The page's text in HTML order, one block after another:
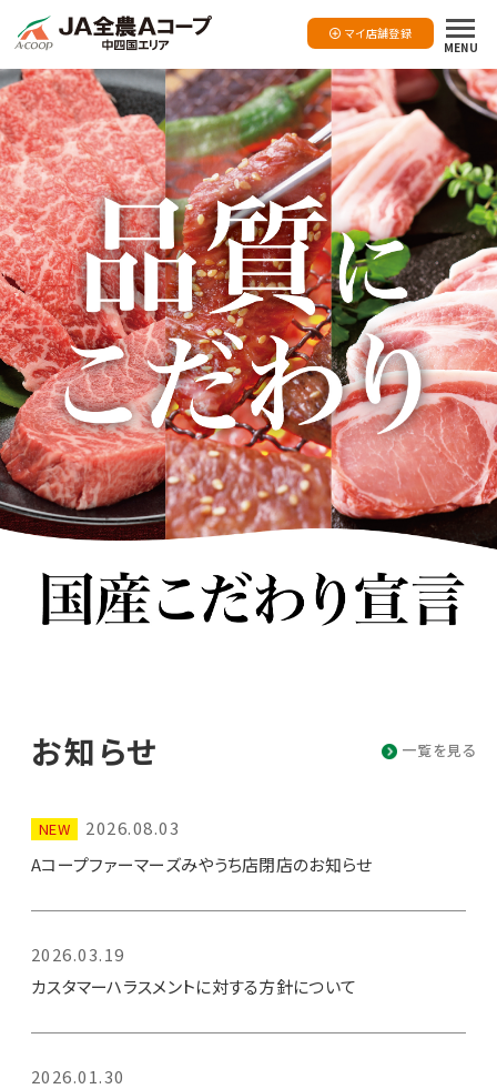
マイ店舗登録
MENU
お知らせ
NEW
2026.08.03
Aコープファーマーズみやうち店閉店のお知らせ
2026.03.19
カスタマーハラスメントに対する方針について
2026.01.30
一覧を見る